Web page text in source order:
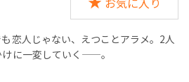
恋人じゃない、えつことアラメ。2人
に一変していく——。